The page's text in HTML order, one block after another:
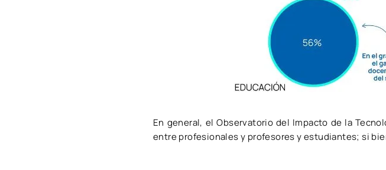
En general, el Observatorio del Impacto de la
entre profesionales y profesores y estudiantes; si